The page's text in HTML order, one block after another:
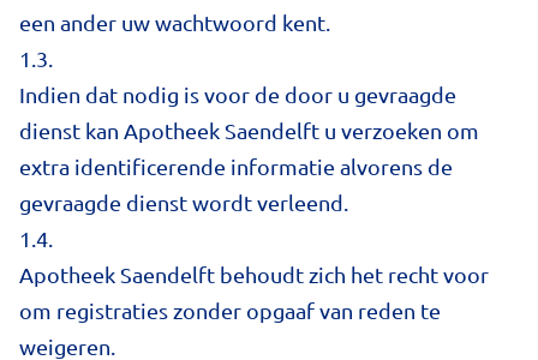
een ander uw wachtwoord kent.
1.3.
Indien dat nodig is voor de door u gevraagde
dienst kan Apotheek Saendelft u verzoeken om
extra identificerende informatie alvorens de
gevraagde dienst wordt verleend.
1.4.
Apotheek Saendelft behoudt zich het recht voor
om registraties zonder opgaaf van reden te
weigeren.